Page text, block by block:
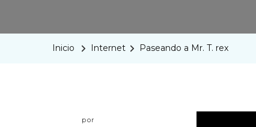
Inicio Internet Paseando a Mr. T. rex
por